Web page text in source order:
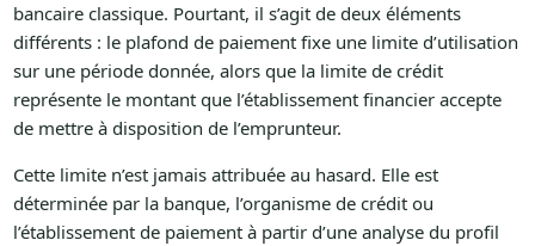
bancaire classique. Pourtant, il s’agit de deux éléments
différents : le plafond de paiement fixe une limite d’utilisation
sur une période donnée, alors que la limite de crédit
représente le montant que l’établissement financier accepte
de mettre à disposition de l’emprunteur.
Cette limite n’est jamais attribuée au hasard. Elle est
déterminée par la banque, l’organisme de crédit ou
l’établissement de paiement à partir d’une analyse du profil